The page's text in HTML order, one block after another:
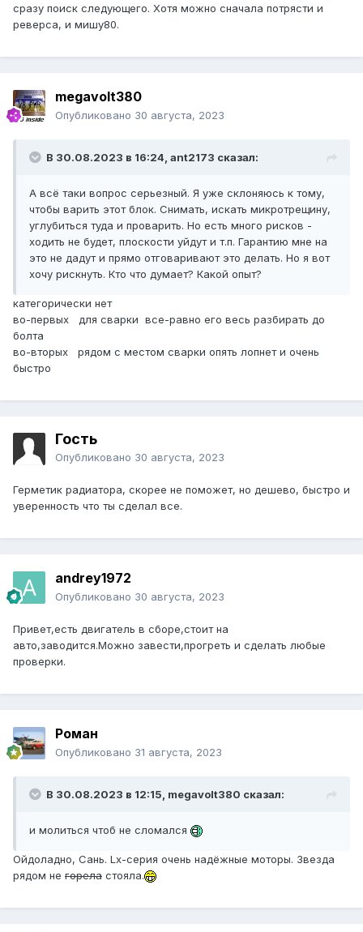
сразу поиск следующего. Хотя можно сначала потрясти и
реверса, и мишу80.
megavolt380
Опубликовано 30 августа, 2023
В 30.08.2023 в 16:24, ant2173 сказал:
А всё таки вопрос серьезный. Я уже склоняюсь к тому,
чтобы варить этот блок. Снимать, искать микротрещину,
углубиться туда и проварить. Но есть много рисков -
ходить не будет, плоскости уйдут и т.п. Гарантию мне на
это не дадут и прямо отговаривают это делать. Но я вот
хочу рискнуть. Кто что думает? Какой опыт?
категорически нет
во-первых для сварки все-равно его весь разбирать до
болта
во-вторых рядом с местом сварки опять лопнет и очень
быстро
Гость
Опубликовано 30 августа, 2023
Герметик радиатора, скорее не поможет, но дешево, быстро и
уверенность что ты сделал все.
andrey1972
Опубликовано 30 августа, 2023
Привет,есть двигатель в сборе,стоит на
авто,заводится.Можно завести,прогреть и сделать любые
проверки.
Роман
Опубликовано 31 августа, 2023
В 30.08.2023 в 12:15, megavolt380 сказал:
и молиться чтоб не сломался
Ойдоладно, Сань. Lx-серия очень надёжные моторы. Звезда
рядом не горела стояла.